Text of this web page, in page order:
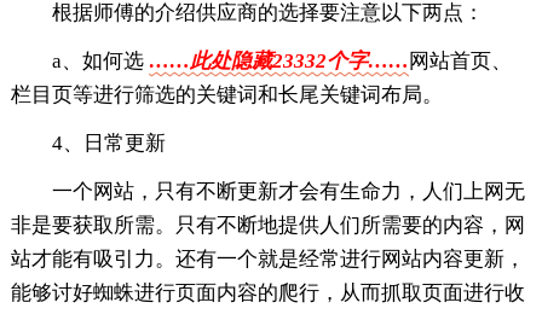
根据师傅的介绍供应商的选择要注意以下两点：
a、如何选 ……此处隐藏23332个字…… 网站首页、
栏目页等进行筛选的关键词和长尾关键词布局。
4、日常更新
一个网站，只有不断更新才会有生命力，人们上网无
非是要获取所需。只有不断地提供人们所需要的内容，网
站才能有吸引力。还有一个就是经常进行网站内容更新，
能够讨好蜘蛛进行页面内容的爬行，从而抓取页面进行收